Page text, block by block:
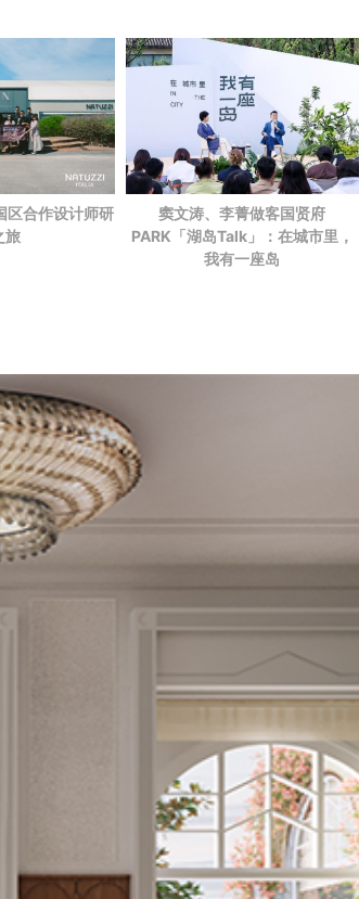
区合作设计师研
旅
窦文涛、李菁做客国贤府
PARK 「湖岛Talk」：在城市里，
我有一座岛